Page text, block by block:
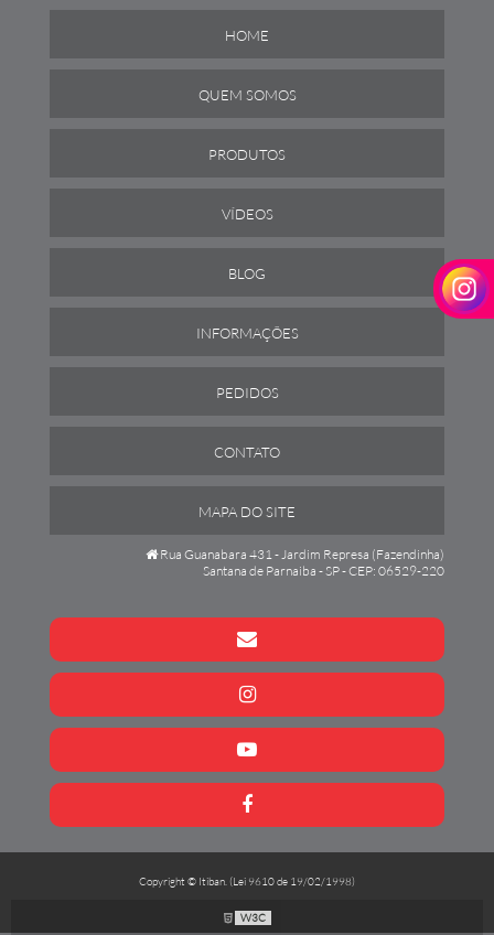
HOME
QUEM SOMOS
PRODUTOS
VÍDEOS
BLOG
INFORMAÇÕES
PEDIDOS
CONTATO
MAPA DO SITE
Rua Guanabara 431 - Jardim Represa (Fazendinha)
Santana de Parnaiba - SP - CEP: 06529-220
Copyright © Itiban. (Lei 9610 de 19/02/1998)
W3C